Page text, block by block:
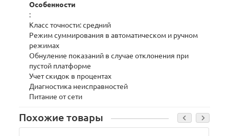
Особенности
:
Класс точности: средний
Режим суммирования в автоматическом и ручном
режимах
Обнуление показаний в случае отклонения при
пустой платформе
Учет скидок в процентах
Диагностика неисправностей
Питание от сети
Похожие товары